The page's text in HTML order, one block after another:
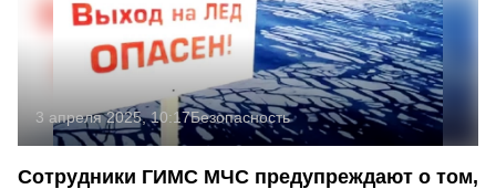
3 апреля 2025, 10:17Безопасность
Сотрудники ГИМС МЧС предупреждают о том,